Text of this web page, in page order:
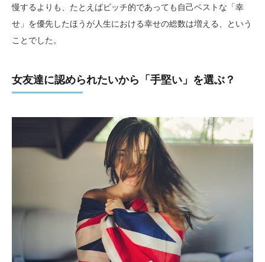
慢するよりも、たとえばビッチ的であっても自己ベストな「幸
せ」を優先したほうが人生における幸せの総数は増える、という
ことでした。
女友達に認められたいから「手堅い」を選ぶ？